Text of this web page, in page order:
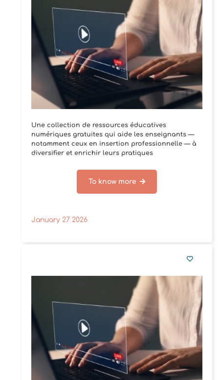
Une collection de ressources éducatives
numériques gratuites qui aide les enseignants —
notamment ceux en insertion professionnelle — à
diversifier et enrichir leurs pratiques
To know more
January 27 2026